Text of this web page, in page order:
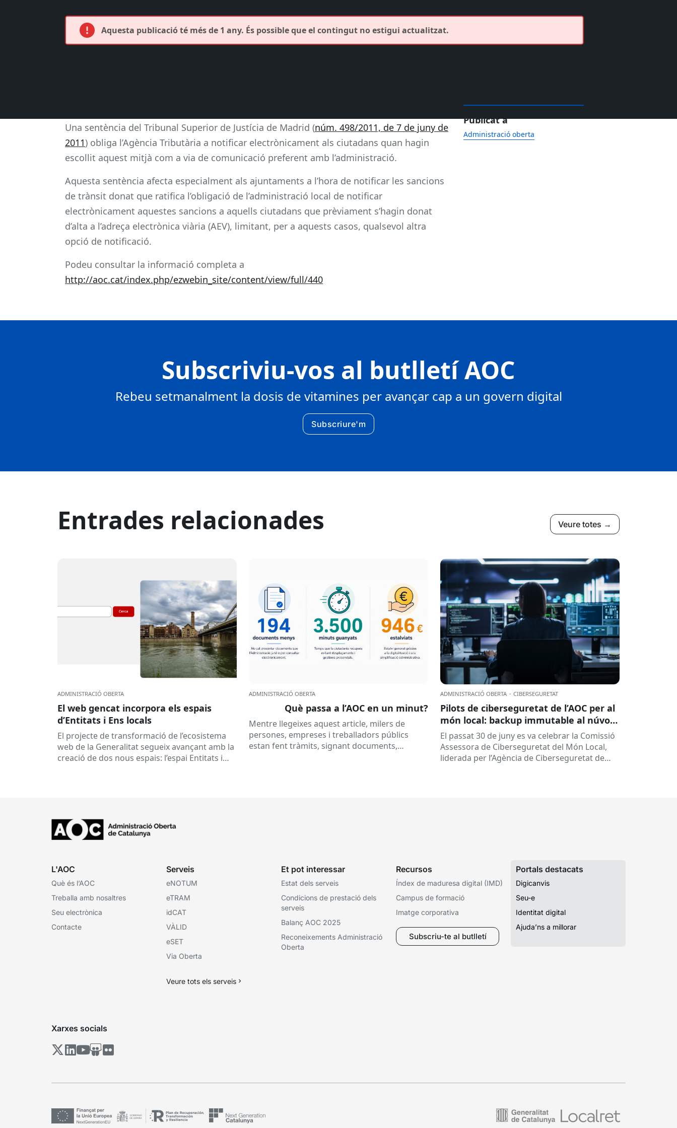
Aquesta publicació té més de 1 any. És possible que el contingut no estigui actualitzat.
Una sentència del Tribunal Superior de Justícia de Madrid (núm. 498/2011, de 7 de juny de
2011) obliga l’Agència Tributària a notificar electrònicament als ciutadans quan hagin
escollit aquest mitjà com a via de comunicació preferent amb l’administració.
Aquesta sentència afecta especialment als ajuntaments a l’hora de notificar les sancions
de trànsit donat que ratifica l’obligació de l’administració local de notificar
electrònicament aquestes sancions a aquells ciutadans que prèviament s’hagin donat
d’alta a l’adreça electrònica viària (AEV), limitant, per a aquests casos, qualsevol altra
opció de notificació.
Podeu consultar la informació completa a
http://aoc.cat/index.php/ezwebin_site/content/view/full/440
Publicat a
Administració oberta
Subscriviu-vos al butlletí AOC
Rebeu setmanalment la dosis de vitamines per avançar cap a un govern digital
Subscriure'm
Entrades relacionades Veure totes →
ADMINISTRACIÓ OBERTA
El web gencat incorpora els espais
d’Entitats i Ens locals
El projecte de transformació de l’ecosistema
web de la Generalitat segueix avançant amb la
creació de dos nous espais: l’espai Entitats i
ADMINISTRACIÓ OBERTA
Què passa a l’AOC en un minut?
Mentre llegeixes aquest article, milers de
persones, empreses i treballadors públics
estan fent tràmits, signant documents,
ADMINISTRACIÓ OBERTA · CIBERSEGURETAT
Pilots de ciberseguretat de l’AOC per al
món local: backup immutable al núvol i
altres
El passat 30 de juny es va celebrar la Comissió
Assessora de Ciberseguretat del Món Local,
liderada per l’Agència de Ciberseguretat de
L'AOC
Què és l’AOC
Treballa amb nosaltres
Seu electrònica
Contacte
Serveis
eNOTUM
eTRAM
idCAT
VÀLID
eSET
Via Oberta
Veure tots els serveis
Et pot interessar
Estat dels serveis
Condicions de prestació dels
serveis
Balanç AOC 2025
Reconeixements Administració
Oberta
Recursos
Índex de maduresa digital (IMD)
Campus de formació
Imatge corporativa
Subscriu-te al butlletí
Portals destacats
Digicanvis
Seu-e
Identitat digital
Ajuda’ns a millorar
Xarxes socials